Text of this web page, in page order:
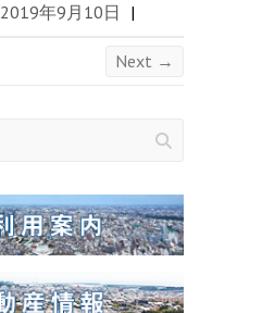
2019年9月10日 |
Next →